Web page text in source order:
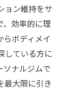
ョン維持をサ
、効率的に理
らボディメイ
している方に
ソナルジムで
最大限に引き